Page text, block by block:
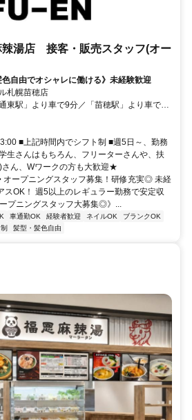
辣湯店 接客・販売スタッフ(オー
自由でオシャレに働ける》未経験歓迎
札幌苗穂店
東駅」より車で9分／「苗穂駅」より車で10
車で11分
■上記時間内でシフト制 ■週5日～、勤務
生さんはもちろん、フリーターさんや、扶
ん、Wワークの方も大歓迎★
ープニングスタッフ募集！研修充実◎ 未経
OK！ 週5以上のレギュラー勤務で安定収
プニングスタッフ大募集◎》...
車通勤OK 経験者歓迎 ネイルOK
ブランクOK
髪型・髪色自由